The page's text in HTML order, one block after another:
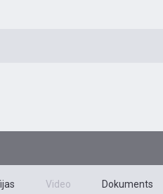
Video Dokuments